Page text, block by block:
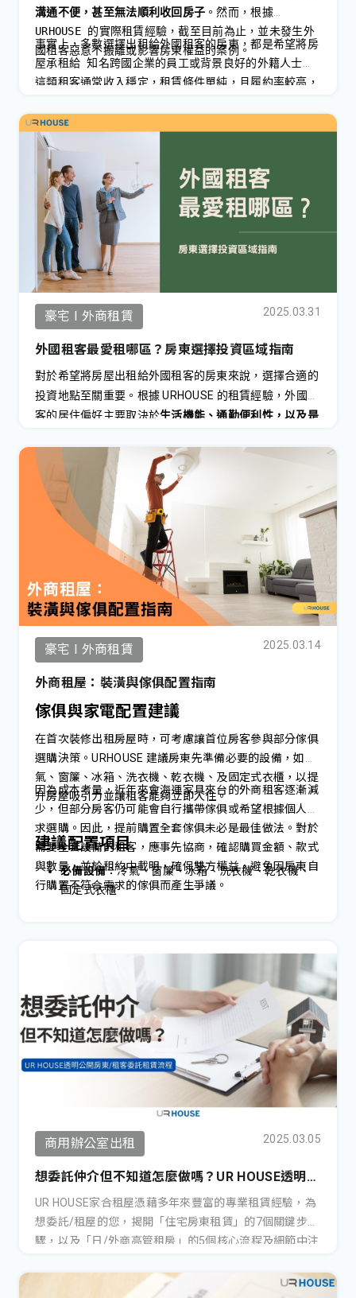
溝通不便，甚至無法順利收回房子 。然而，根據
URHOUSE 的實際租賃經驗，截至目前為止，並未發生外
國租客惡意不搬離或影響房東權益的案例。
事實上，多數選擇出租給外國租客的房東，都是希望將房
屋承租給 知名跨國企業的員工或背景良好的外籍人士。
這類租客通常收入穩定，租賃條件單純，且履約率較高，
豪宅 I 外商租賃 2025.03.31
外國租客最愛租哪區？房東選擇投資區域指南
對於希望將房屋出租給外國租客的房東來說，選擇合適的
投資地點至關重要。根據 URHOUSE 的租賃經驗，外國租
客的居住偏好主要取決於生活機能、通勤便利性，以及是
豪宅 I 外商租賃 2025.03.14
外商租屋：裝潢與傢俱配置指南
傢俱與家電配置建議
在首次裝修出租房屋時，可考慮讓首位房客參與部分傢俱
選購決策。URHOUSE 建議房東先準備必要的設備，如冷
氣、窗簾、冰箱、洗衣機、乾衣機、及固定式衣櫃，以提
升房屋吸引力並讓租客能夠立即入住。
因為成本考量，近年來會海運家具來台的外商租客逐漸減
少，但部分房客仍可能會自行攜帶傢俱或希望根據個人需
求選購。因此，提前購置全套傢俱未必是最佳做法。對於
需要全套設備的租客，應事先協商，確認購買金額、款式
與數量，並於租約中載明，確保雙方權益，避免因房東自
行購置不符合需求的傢俱而產生爭議。
建議配置項目
必備設備：冷氣、窗簾、冰箱、洗衣機、乾衣機、
固定式衣櫃
商用辦公室出租 2025.03.05
想委託仲介但不知道怎麼做嗎？UR HOUSE透明公
開房東/租客委託租賃流程•更新至202503
UR HOUSE家合租屋憑藉多年來豐富的專業租賃經驗，為
想委託/租屋的您，揭開「住宅房東租賃」的7個關鍵步
驟，以及「日/外商高管租房」的5個核心流程及細節中注
助房東和租客有效解決租賃中遇到的大小問題，提供最貼